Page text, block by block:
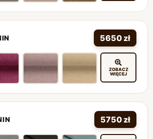
5650 zł
ZOBACZ
WIĘCEJ
5750 zł